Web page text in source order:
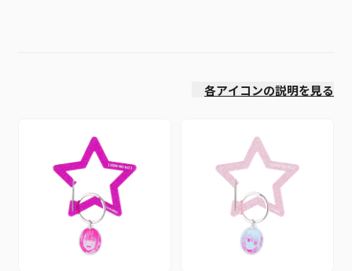
各アイコンの説明を見る